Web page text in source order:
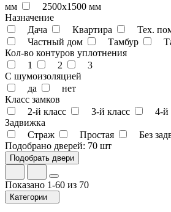
мм
2500х1500 мм
Назначение
Дача
Квартира Тех.
Частный дом
Тамбур
Кол-во контуров уплотнения
1
2
3
С шумоизоляцией
да
нет
Класс замков
2-й класс
3-й класс
4-й
Задвижка
Страж
Простая
Без
Подобрано дверей: 70 шт
Показано 1-60 из 70
Категории